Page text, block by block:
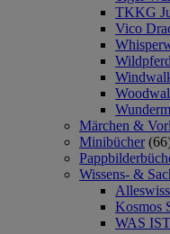
TKKG
Vico
Märchen &
Minibücher
Wissens- &
Kosmos
WAS